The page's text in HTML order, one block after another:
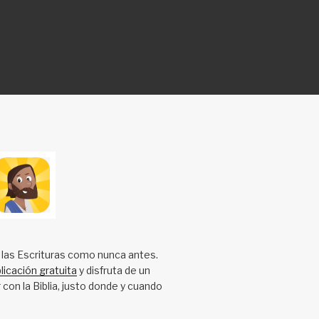
Escrituras como nunca antes.
gratuita y disfruta de un
la Biblia, justo donde y cuando